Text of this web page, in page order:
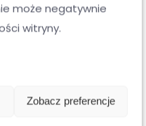
może negatywnie
witryny.
Zobacz preferencje
KUTE
kuta – na